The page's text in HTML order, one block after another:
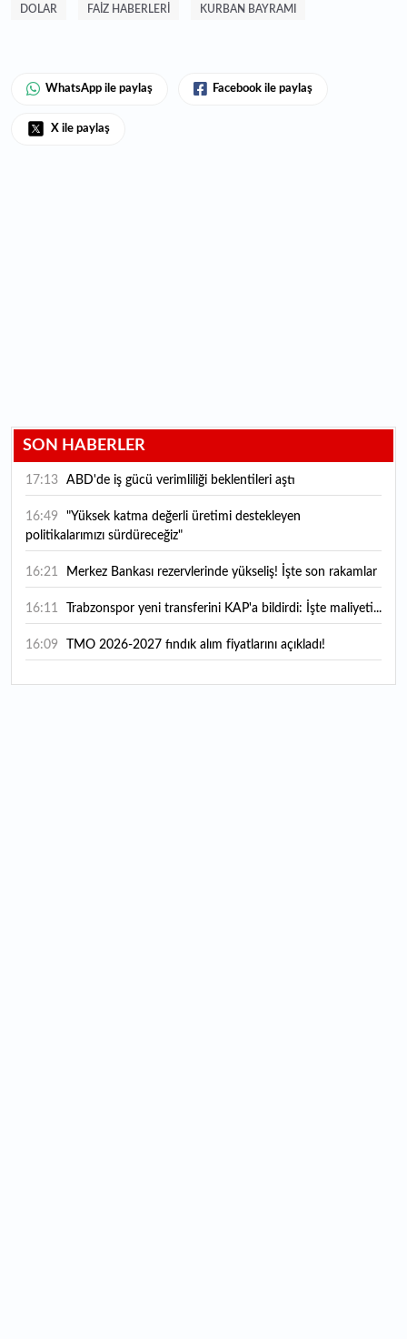
DOLAR FAIZ HABERLERI KURBAN BAYRAMI
WhatsApp ile paylaş Facebook ile paylaş
X ile paylaş
SON HABERLER
17:13 ABD'de iş gücü verimliliği beklentileri aştı
16:49
politikalarımızı sürdüreceğiz"
16:21 Merkez Bankası rezervlerinde yükseliş! İşte son rakamlar
16:11 Trabzonspor yeni transferini KAP'a bildirdi: İşte maliyeti...
16:09 TMO 2026-2027 fındık alım fiyatlarını açıkladı!
15:59 Bankacılık sektörünün toplam mevduatı geriledi